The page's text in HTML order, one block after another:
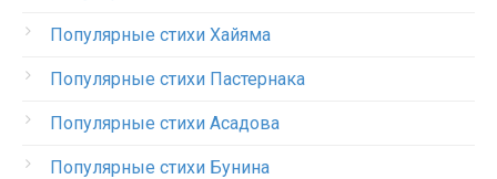
Популярные стихи Хайяма
Популярные стихи Пастернака
Популярные стихи Асадова
Популярные стихи Бунина